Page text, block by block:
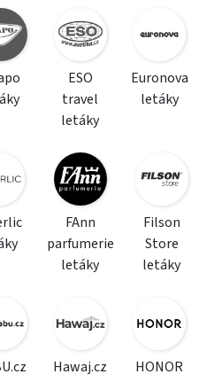
ESO
travel
letáky
Euronova
letáky
FAnn
parfumerie
letáky
Filson
Store
letáky
Hawaj.cz
HONOR